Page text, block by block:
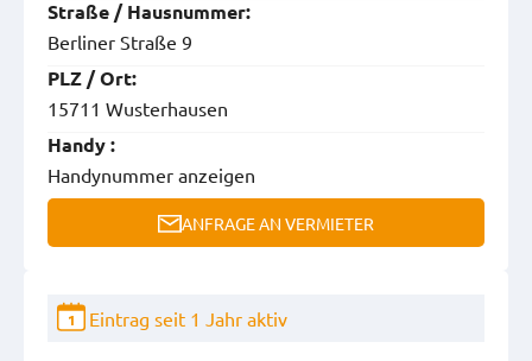
Straße / Hausnummer:
Berliner Straße 9
PLZ / Ort:
15711 Wusterhausen
Handy :
Handynummer anzeigen
ANFRAGE AN VERMIETER
1 Eintrag seit 1 Jahr aktiv